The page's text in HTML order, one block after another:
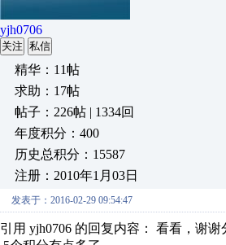
yjh0706
关注 私信
精华：11帖
求助：17帖
帖子：226帖 | 1334回
年度积分：400
历史总积分：15587
注册：2010年1月03日
发表于：2016-02-29 09:54:47
引用 yjh0706 的回复内容： 看看，谢